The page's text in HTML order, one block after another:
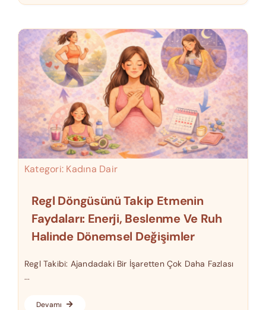
Kategori: Kadına Dair
Regl Döngüsünü Takip Etmenin
Faydaları: Enerji, Beslenme Ve Ruh
Halinde Dönemsel Değişimler
Regl Takibi: Ajandadaki Bir İşaretten Çok Daha Fazlası
...
Devamı